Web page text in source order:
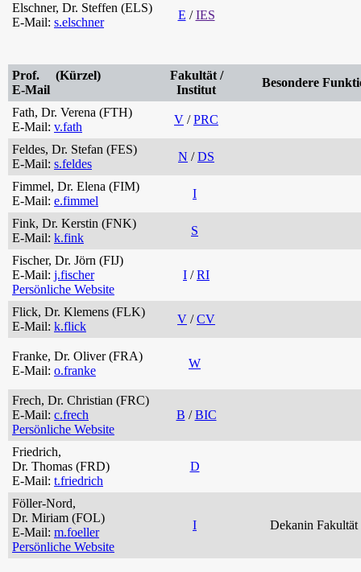
Elschner, Dr. Steffen (ELS)
E-Mail: s.elschner
E /IES
Prof. (Kürzel)
E-Mail
Fakultät /
Institut
Besondere
Fath, Dr. Verena (FTH)
E-Mail: v.fath
V /PRC
Feldes, Dr. Stefan (FES)
E-Mail: s.feldes
N /DS
Fimmel, Dr. Elena (FIM)
E-Mail: e.fimmel
I
Fink, Dr. Kerstin (FNK)
E-Mail: k.fink
S
Fischer, Dr. Jörn (FIJ)
E-Mail: j.fischer
Persönliche Website
I /RI
Flick, Dr. Klemens (FLK)
E-Mail: k.flick
V /CV
Franke, Dr. Oliver (FRA)
E-Mail: o.franke
W
Frech, Dr. Christian (FRC)
E-Mail: c.frech
Persönliche Website
B /BIC
Friedrich,
Dr. Thomas (FRD)
E-Mail: t.friedrich
D
Föller-Nord,
Dr. Miriam (FOL)
E-Mail: m.foeller
Persönliche Website
I Dekanin Fakultät